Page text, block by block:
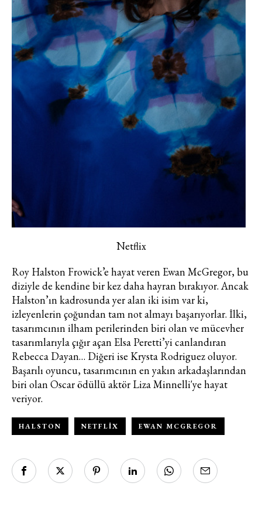
Haftalık E-Bülten
Moda dünyasında neler oluyor? Yeni
fikirler, öne çıkan koleksiyonlar, en
vogue trendler, ünlülerden güzelllik
sırları ve en popüler partilerden
haberdar olmak için haftalık e-
bültenimize kaydolun.
Turkuvaz Haberleşme ve Yayıncılık
https://vogue.com.tr/internet sitesi
üzerinden sunulan ürün ve
hizmetlere ilişkin reklam, tanıtım,
pazarlama ve kutlama/ temenni
amaçlı her türlü e-bülten/ ticari
elektronik ileti gönderiminin e-posta
yoluyla tarafıma yapılmasına onay
ve bu kapsamda/ amaçla ad/
soyad ve e-posta adresi verilerimin
KAYDET KAPAT
Netflix
Roy Halston Frowick’e hayat veren Ewan McGregor, bu
diziyle de kendine bir kez daha hayran bırakıyor. Ancak
Halston’ın kadrosunda yer alan iki isim var ki,
izleyenlerin çoğundan tam not almayı başarıyorlar. İlki,
tasarımcının ilham perilerinden biri olan ve mücevher
tasarımlarıyla çığır açan Elsa Peretti’yi canlandıran
Rebecca Dayan… Diğeri ise Krysta Rodriguez oluyor.
Başarılı oyuncu, tasarımcının en yakın arkadaşlarından
biri olan Oscar ödüllü aktör Liza Minnelli'ye hayat
veriyor.
HALSTON NETFLIX EWAN MCGREGOR